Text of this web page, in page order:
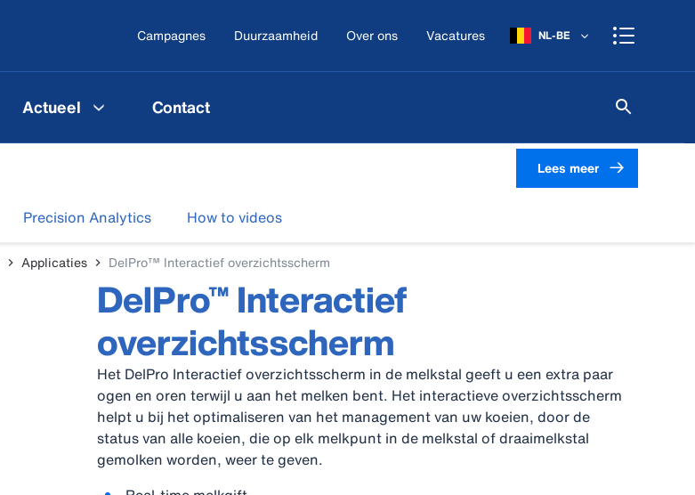
Campagnes Duurzaamheid Over ons Vacatures NL-BE
Actueel Contact
Lees meer
Precision Analytics How to videos
Applicaties DelPro™ Interactief overzichtsscherm
DelPro™ Interactief
overzichtsscherm
Het DelPro Interactief overzichtsscherm in de melkstal geeft u een extra paar
ogen en oren terwijl u aan het melken bent. Het interactieve overzichtsscherm
helpt u bij het optimaliseren van het management van uw koeien, door de
status van alle koeien, die op elk melkpunt in de melkstal of draaimelkstal
gemolken worden, weer te geven.